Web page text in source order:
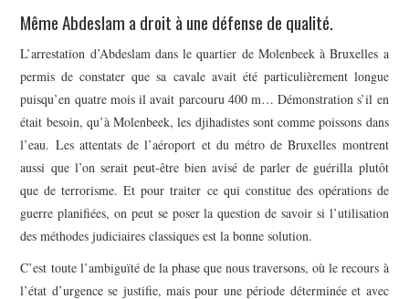
Même Abdeslam a droit à une défense de qualité.
L’arrestation d’Abdeslam dans le quartier de Molenbeek à Bruxelles a
permis de constater que sa cavale avait été particulièrement longue
puisqu’en quatre mois il avait parcouru 400 m… Démonstration s’il en
était besoin, qu’à Molenbeek, les djihadistes sont comme poissons dans
l’eau. Les attentats de l’aéroport et du métro de Bruxelles montrent
aussi que l’on serait peut-être bien avisé de parler de guérilla plutôt
que de terrorisme. Et pour traiter ce qui constitue des opérations de
guerre planifiées, on peut se poser la question de savoir si l’utilisation
des méthodes judiciaires classiques est la bonne solution.
C’est toute l’ambiguïté de la phase que nous traversons, où le recours à
l’état d’urgence se justifie, mais pour une période déterminée et avec